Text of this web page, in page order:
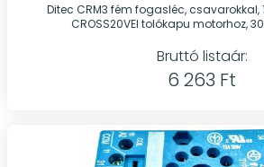
Ditec CRM3 fém fogasléc, csavarokkal,
CROSS20VEI tolókapu motorhoz,
Bruttó listaár:
6 263 Ft